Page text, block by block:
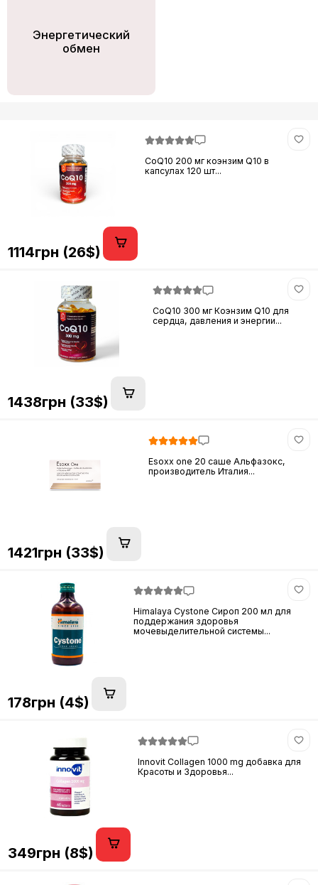
Энергетический
обмен
CoQ10 200 мг коэнзим Q10 в
капсулах 120 шт...
1114грн (26$)
CoQ10 300 мг Коэнзим Q10 для
сердца, давления и энергии...
1438грн (33$)
Esoxx one 20 саше Альфазокс,
производитель Италия...
1421грн (33$)
Himalaya Cystone Сироп 200 мл для
поддержания здоровья
мочевыделительной системы...
178грн (4$)
Innovit Collagen 1000 mg добавка для
Красоты и Здоровья...
349грн (8$)